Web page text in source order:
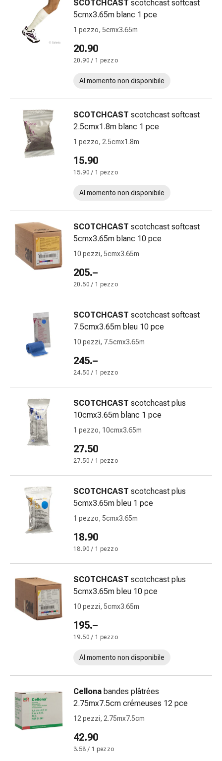
cardiaco
Disturbi
della
memoria
della
concentrazione
e
febbre
da
fieno
Antiallergico
pelle
Gastrointestinale
Bruciore
di
stomaco
Nausea
Digestione,
gonfiore
crampi
Trattamento
della
pelle
Eczema
prurito
Calli
unghie
Trattamento
delle
cicatrici
Pelle
secca
Sudorazione
patologica
Pelle
impura
Acne
Rimedi
naturali
SCOTCHCAST scotchcast softcast
5cmx3.65m blanc 1 pce
1 pezzo, 5cmx3.65m
20.90
20.90 / 1 pezzo
Al momento non disponibile
SCOTCHCAST scotchcast softcast
2.5cmx1.8m blanc 1 pce
1 pezzo, 2.5cmx1.8m
15.90
15.90 / 1 pezzo
Al momento non disponibile
SCOTCHCAST scotchcast softcast
5cmx3.65m blanc 10 pce
10 pezzi, 5cmx3.65m
205.–
20.50 / 1 pezzo
SCOTCHCAST scotchcast softcast
7.5cmx3.65m bleu 10 pce
10 pezzi, 7.5cmx3.65m
245.–
24.50 / 1 pezzo
SCOTCHCAST scotchcast plus
10cmx3.65m blanc 1 pce
1 pezzo, 10cmx3.65m
27.50
27.50 / 1 pezzo
SCOTCHCAST scotchcast plus
5cmx3.65m bleu 1 pce
1 pezzo, 5cmx3.65m
18.90
18.90 / 1 pezzo
SCOTCHCAST scotchcast plus
5cmx3.65m bleu 10 pce
10 pezzi, 5cmx3.65m
195.–
19.50 / 1 pezzo
Al momento non disponibile
Cellona bandes plâtrées
2.75mx7.5cm crémeuses 12 pce
12 pezzi, 2.75mx7.5cm
42.90
3.58 / 1 pezzo